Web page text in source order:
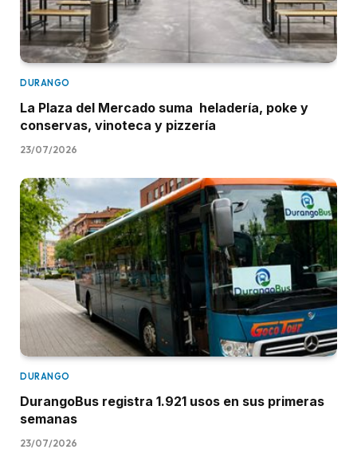
DURANGO
La Plaza del Mercado suma heladería, poke y
conservas, vinoteca y pizzería
23/07/2026
DURANGO
DurangoBus registra 1.921 usos en sus primeras
semanas
23/07/2026